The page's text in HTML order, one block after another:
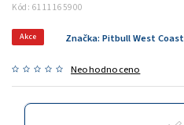
Kód: 6111165900
Akce
Neohodnoceno
Značka: Pitbull West Coast